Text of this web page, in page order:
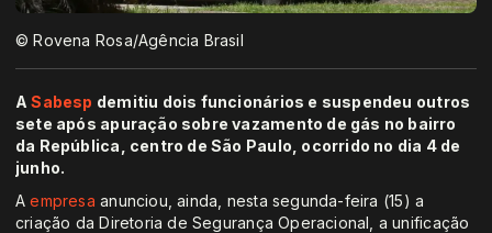
© Rovena Rosa/Agência Brasil
ASabesp demitiu dois funcionários e suspendeu outros
sete após apuração sobre vazamento de gás no bairro
da República, centro de São Paulo, ocorrido no dia 4 de
junho.
A empresaanunciou, ainda, nesta segunda-feira (15) a
criação da Diretoria de Segurança Operacional, a unificação